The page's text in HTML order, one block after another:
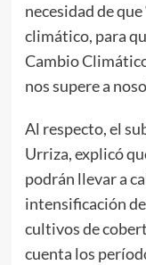
necesidad de
climático, para
Cambio
nos supere a
Al respecto, el
Urriza, explicó
podrán llevar a
intensificación
cultivos de
cuenta los